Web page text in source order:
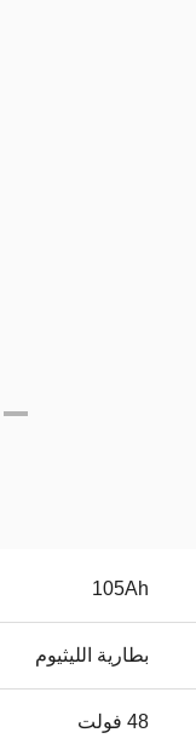
105Ah
بطارية الليثيوم
48 فولت